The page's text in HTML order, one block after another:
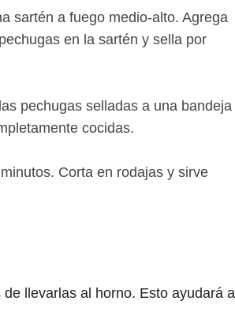
sartén a fuego medio-alto. Agrega
en la sartén y sella por
pechugas selladas a una bandeja
cocidas.
Corta en rodajas y sirve
llevarlas al horno. Esto ayudará a